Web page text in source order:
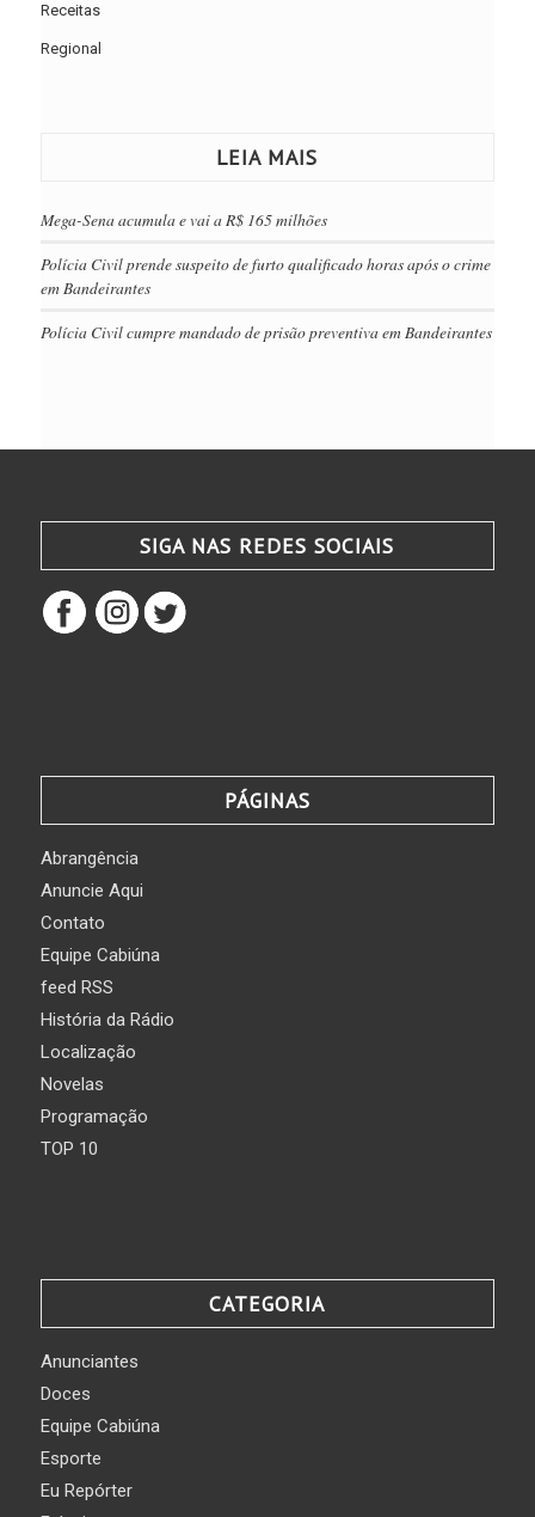
Receitas
Regional
LEIA MAIS
Mega-Sena acumula e vai a R$ 165 milhões
Polícia Civil prende suspeito de furto qualificado horas após o crime
em Bandeirantes
Polícia Civil cumpre mandado de prisão preventiva em Bandeirantes
SIGA NAS REDES SOCIAIS
PÁGINAS
Abrangência
Anuncie Aqui
Contato
Equipe Cabiúna
feed RSS
História da Rádio
Localização
Novelas
Programação
TOP 10
CATEGORIA
Anunciantes
Doces
Equipe Cabiúna
Esporte
Eu Repórter